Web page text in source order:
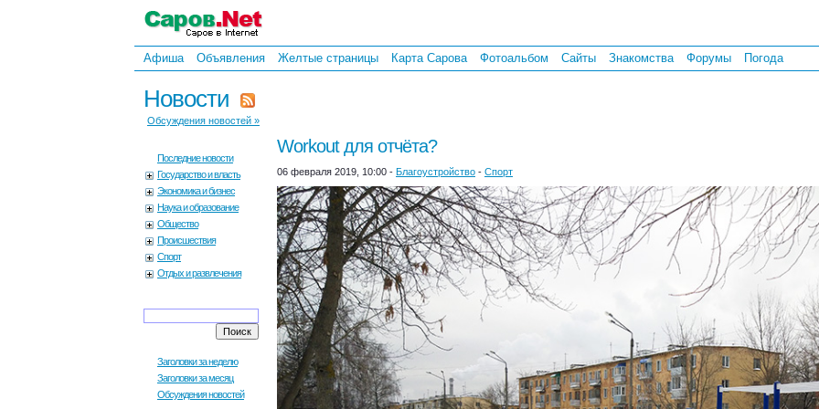
Афиша Объявления Желтые страницы Карта Сарова Фотоальбом Сайты Знакомства Форумы Погода
Новости
Обсуждения новостей »
Последние новости
Государство и власть
Экономика и бизнес
Наука и образование
Общество
Происшествия
Спорт
Отдых и развлечения
Заголовки за неделю
Заголовки за месяц
Обсуждения новостей
Workout для отчёта?
06 февраля 2019, 10:00 - Благоустройство - Спорт